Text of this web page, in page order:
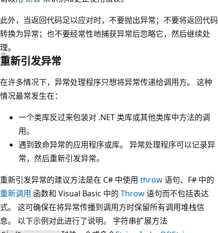
此外，当返回代码足以应对时，不要抛出异常；不要将返回代码
转换为异常；也不要经常性地捕获异常后忽略它，然后继续处
理。
重新引发异常
在许多情况下，异常处理程序只想将异常传递给调用方。 这种
情况最常发生在：
一个类库反过来包装对 .NET 类库或其他类库中方法的调
用。
遇到致命异常的应用程序或库。 异常处理程序可以记录异
常，然后重新引发异常。
重新引发异常的建议方法是在 C# 中使用 throw语句、F# 中的
重新调用 函数和 Visual Basic 中的 Throw语句而不包括表达
式。 这可确保在将异常传播到调用方时保留所有调用堆栈信
息。 以下示例对此进行了说明。 字符串扩展方法